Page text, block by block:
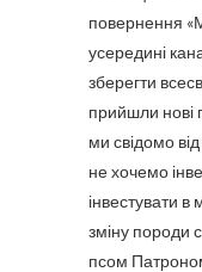
повернення
усередині
зберегти
прийшли нові
ми свідомо
не хочемо
інвестувати
зміну породи
псом